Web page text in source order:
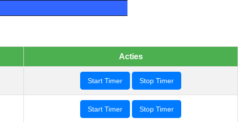
Acties
Start Timer Stop Timer
Start Timer Stop Timer